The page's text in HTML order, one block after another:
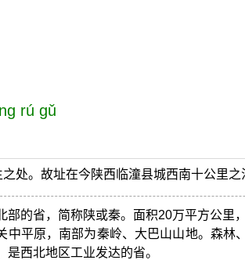
rú gǔ
处。故址在今陕西临潼县城西南十公里之
部的省，简称陕或秦。面积20万平方公里
中平原，南部为秦岭、大巴山山地。森林
是西北地区工业发达的省。